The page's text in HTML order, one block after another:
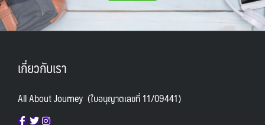
เกี่ยวกับเรา
All About Journey (ใบอนุญาตเลขที่ 11/09441)